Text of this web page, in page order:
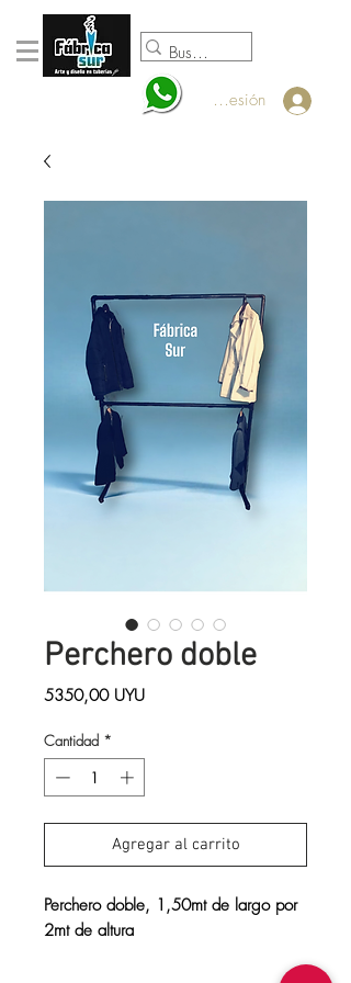
Iniciar sesión
Perchero doble
5350,00 UYUPrecio
Cantidad *
Agregar al carrito
Perchero doble, 1,50mt de largo por
2mt de altura